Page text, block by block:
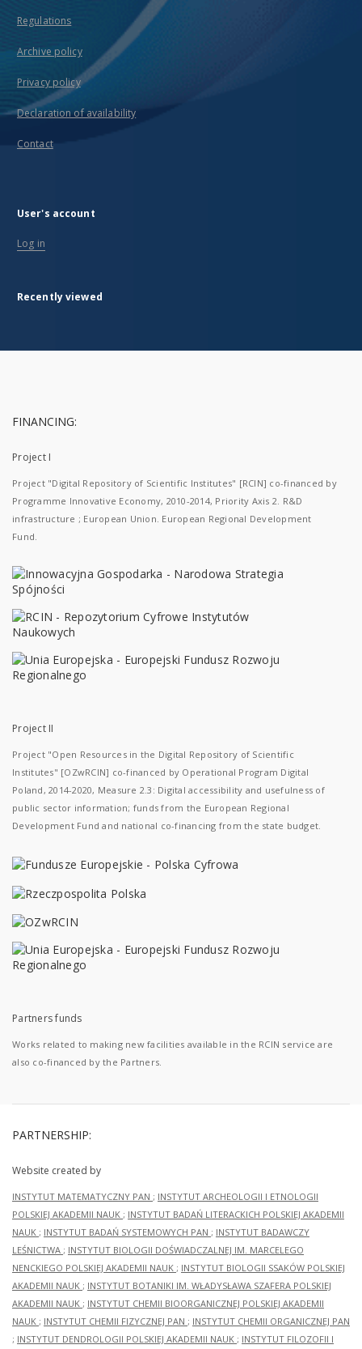
Regulations
Archive policy
Privacy policy
Declaration of availability
Contact
User's account
Log in
Recently viewed
FINANCING:
Project I
Project "Digital Repository of Scientific Institutes" [RCIN] co-financed by
Programme Innovative Economy, 2010-2014, Priority Axis 2. R&D
infrastructure ; European Union. European Regional Development
Fund.
Project II
Project "Open Resources in the Digital Repository of Scientific
Institutes" [OZwRCIN] co-financed by Operational Program Digital
Poland, 2014-2020, Measure 2.3: Digital accessibility and usefulness of
public sector information; funds from the European Regional
Development Fund and national co-financing from the state budget.
Partners funds
Works related to making new facilities available in the RCIN service are
also co-financed by the Partners.
PARTNERSHIP:
Website created by
INSTYTUT MATEMATYCZNY PAN ; INSTYTUT ARCHEOLOGII I ETNOLOGII
POLSKIEJ AKADEMII NAUK ; INSTYTUT BADAŃ LITERACKICH POLSKIEJ AKADEMII
NAUK ; INSTYTUT BADAŃ SYSTEMOWYCH PAN ; INSTYTUT BADAWCZY
LEŚNICTWA ; INSTYTUT BIOLOGII DOŚWIADCZALNEJ IM. MARCELEGO
NENCKIEGO POLSKIEJ AKADEMII NAUK ; INSTYTUT BIOLOGII SSAKÓW POLSKIEJ
AKADEMII NAUK ; INSTYTUT BOTANIKI IM. WŁADYSŁAWA SZAFERA POLSKIEJ
AKADEMII NAUK ; INSTYTUT CHEMII BIOORGANICZNEJ POLSKIEJ AKADEMII
NAUK ; INSTYTUT CHEMII FIZYCZNEJ PAN ; INSTYTUT CHEMII ORGANICZNEJ PAN
; INSTYTUT DENDROLOGII POLSKIEJ AKADEMII NAUK ; INSTYTUT FILOZOFII I